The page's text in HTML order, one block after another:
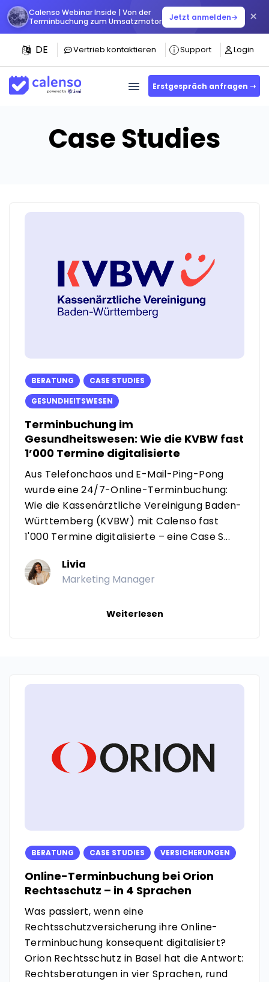
Calenso Webinar Inside | Von der
Terminbuchung zum Umsatzmotor
Jetzt anmelden→ ×
DE Vertrieb kontaktieren Support Login
Erstgespräch anfragen ➝
Case Studies
BERATUNG
CASE STUDIES
GESUNDHEITSWESEN
Terminbuchung im
Gesundheitswesen: Wie die KVBW fast
1’000 Termine digitalisierte
Aus Telefonchaos und E-Mail-Ping-Pong
wurde eine 24/7-Online-Terminbuchung:
Wie die Kassenärztliche Vereinigung Baden-
Württemberg (KVBW) mit Calenso fast
1'000 Termine digitalisierte – eine Case S...
Livia
Marketing Manager
Weiterlesen
BERATUNG CASE STUDIES VERSICHERUNGEN
Online-Terminbuchung bei Orion
Rechtsschutz – in 4 Sprachen
Was passiert, wenn eine
Rechtsschutzversicherung ihre Online-
Terminbuchung konsequent digitalisiert?
Orion Rechtsschutz in Basel hat die Antwort:
Rechtsberatungen in vier Sprachen, rund